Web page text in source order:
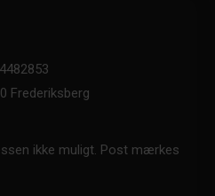
Frederiksberg
ikke muligt. Post mærkes